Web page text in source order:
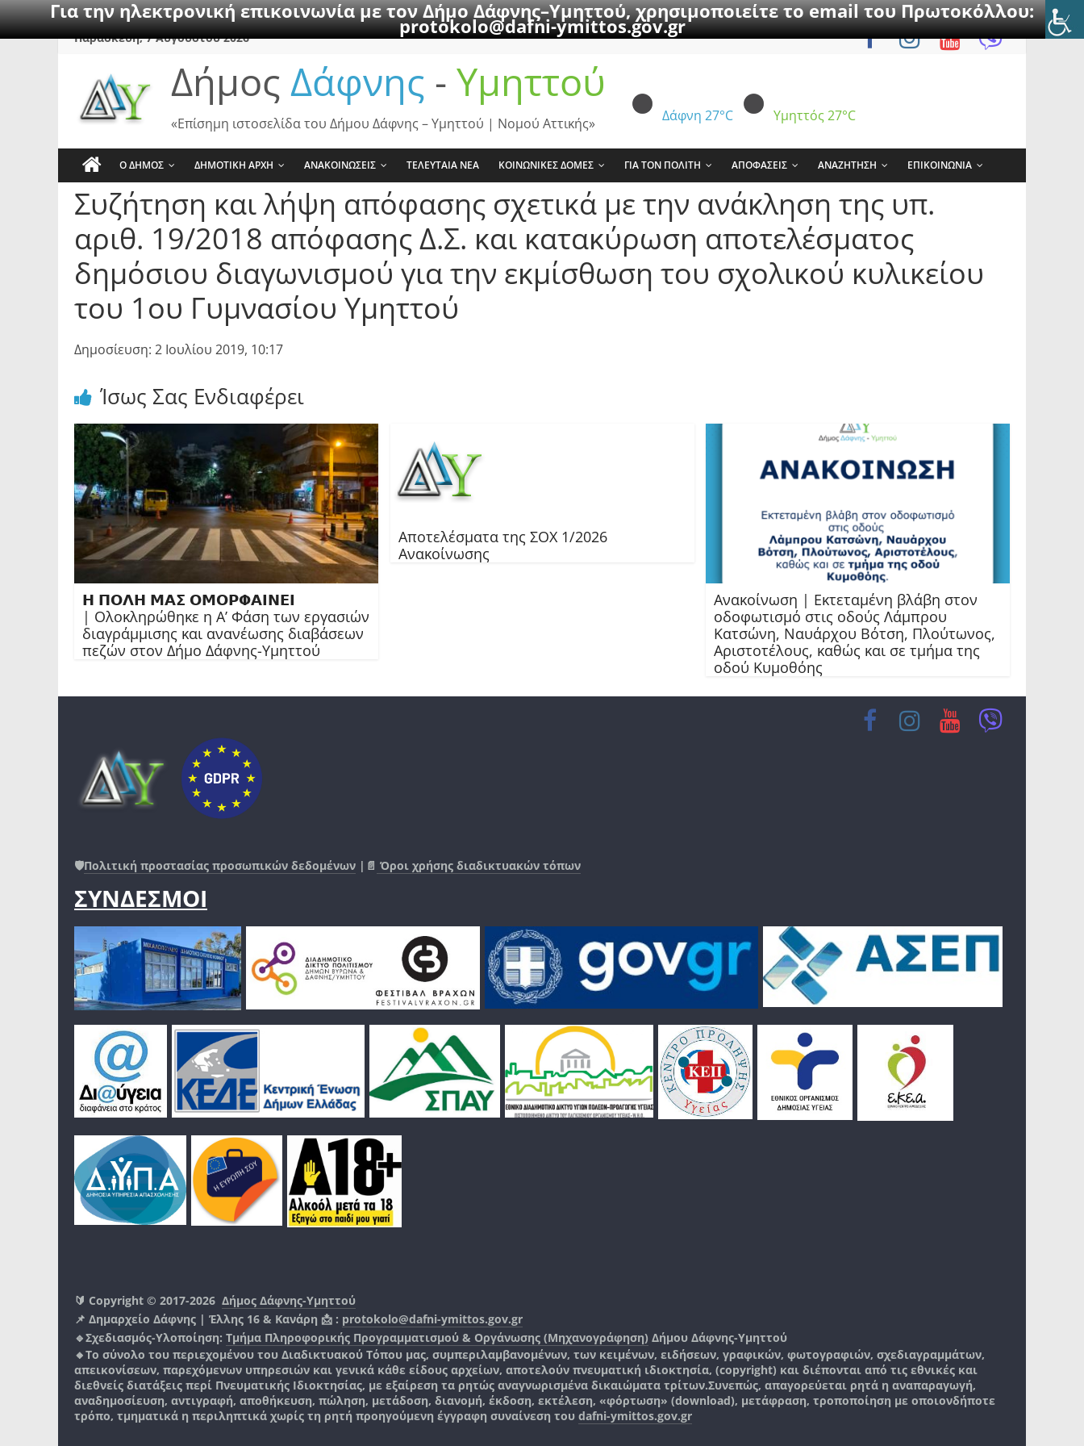
Για την ηλεκτρονική επικοινωνία με τον Δήμο Δάφνης–Υμηττού, χρησιμοποιείτε το email του Πρωτοκόλλου:
protokolo@dafni-ymittos.gov.gr
SkipΠαρασκευή, 7 Αυγούστου 2026
Δήμος Δάφνης - Υμηττού
Δάφνη 27°C Υμηττός 27°C
«Επίσημη ιστοσελίδα του Δήμου Δάφνης – Υμηττού | Νομού Αττικής»
Ο ΔΗΜΟΣ ΔΗΜΟΤΙΚΗ ΑΡΧΗ ΑΝΑΚΟΙΝΩΣΕΙΣ ΤΕΛΕΥΤΑΙΑ ΝΕΑ ΚΟΙΝΩΝΙΚΕΣ ΔΟΜΕΣ ΓΙΑ ΤΟΝ ΠΟΛΙΤΗ ΑΠΟΦΑΣΕΙΣ ΑΝΑΖΗΤΗΣΗ ΕΠΙΚΟΙΝΩΝΙΑ
Συζήτηση και λήψη απόφασης σχετικά με την ανάκληση της υπ.
αριθ. 19/2018 απόφασης Δ.Σ. και κατακύρωση αποτελέσματος
δημόσιου διαγωνισμού για την εκμίσθωση του σχολικού κυλικείου
του 1ου Γυμνασίου Υμηττού
Δημοσίευση: 2 Ιουλίου 2019, 10:17
Ίσως Σας Ενδιαφέρει
𝝜 𝝥𝝤𝝠𝝜 𝝡𝝖𝝨 𝝤𝝡𝝤𝝦𝝫𝝖𝝞𝝢𝝚𝝞
| Ολοκληρώθηκε η Α’ Φάση των εργασιών
διαγράμμισης και ανανέωσης διαβάσεων
πεζών στον Δήμο Δάφνης-Υμηττού
Αποτελέσματα της ΣΟΧ 1/2026
Ανακοίνωσης
Ανακοίνωση | Εκτεταμένη βλάβη στον
οδοφωτισμό στις οδούς Λάμπρου
Κατσώνη, Ναυάρχου Βότση, Πλούτωνος,
Αριστοτέλους, καθώς και σε τμήμα της
οδού Κυμοθόης
🛡️Πολιτική προστασίας προσωπικών δεδομένων |📄 Όροι χρήσης διαδικτυακών τόπων
ΣΥΝΔΕΣΜΟΙ
🔰 Copyright © 2017-2026 Δήμος Δάφνης-Υμηττού
📌 Δημαρχείο Δάφνης | Έλλης 16 & Κανάρη 📩 : protokolo@dafni-ymittos.gov.gr
🔹Σχεδιασμός-Υλοποίηση: Τμήμα Πληροφορικής Προγραμματισμού & Οργάνωσης (Μηχανογράφηση) Δήμου Δάφνης-Υμηττού
🔸Το σύνολο του περιεχομένου του Διαδικτυακού Τόπου μας, συμπεριλαμβανομένων, των κειμένων, ειδήσεων, γραφικών, φωτογραφιών, σχεδιαγραμμάτων,
απεικονίσεων, παρεχόμενων υπηρεσιών και γενικά κάθε είδους αρχείων, αποτελούν πνευματική ιδιοκτησία, (copyright) και διέπονται από τις εθνικές και
διεθνείς διατάξεις περί Πνευματικής Ιδιοκτησίας, με εξαίρεση τα ρητώς αναγνωρισμένα δικαιώματα τρίτων.Συνεπώς, απαγορεύεται ρητά η αναπαραγωγή,
αναδημοσίευση, αντιγραφή, αποθήκευση, πώληση, μετάδοση, διανομή, έκδοση, εκτέλεση, «φόρτωση» (download), μετάφραση, τροποποίηση με οποιονδήποτε
τρόπο, τμηματικά η περιληπτικά χωρίς τη ρητή προηγούμενη έγγραφη συναίνεση του dafni-ymittos.gov.gr